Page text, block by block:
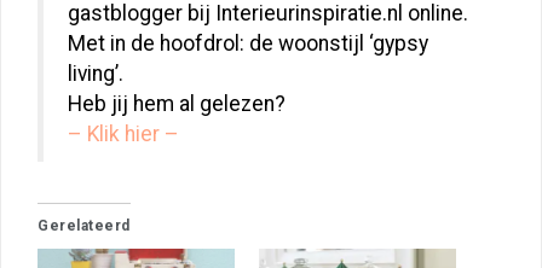
gastblogger bij Interieurinspiratie.nl online.
Met in de hoofdrol: de woonstijl ‘gypsy
living’.
Heb jij hem al gelezen?
– Klik hier –
Gerelateerd